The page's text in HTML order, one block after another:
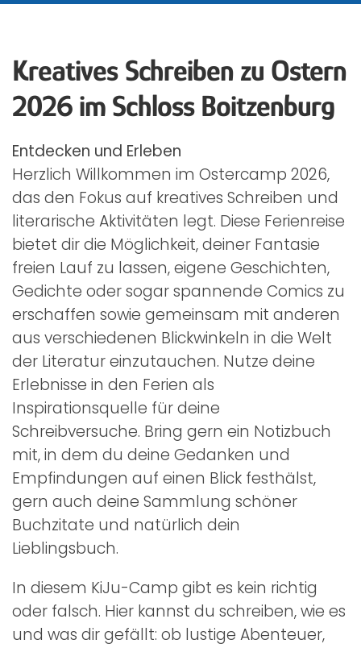
Kreatives Schreiben zu Ostern
2026 im Schloss Boitzenburg
Entdecken und Erleben
Herzlich Willkommen im Ostercamp 2026,
das den Fokus auf kreatives Schreiben und
literarische Aktivitäten legt. Diese Ferienreise
bietet dir die Möglichkeit, deiner Fantasie
freien Lauf zu lassen, eigene Geschichten,
Gedichte oder sogar spannende Comics zu
erschaffen sowie gemeinsam mit anderen
aus verschiedenen Blickwinkeln in die Welt
der Literatur einzutauchen. Nutze deine
Erlebnisse in den Ferien als
Inspirationsquelle für deine
Schreibversuche. Bring gern ein Notizbuch
mit, in dem du deine Gedanken und
Empfindungen auf einen Blick festhälst,
gern auch deine Sammlung schöner
Buchzitate und natürlich dein
Lieblingsbuch.
In diesem KiJu-Camp gibt es kein richtig
oder falsch. Hier kannst du schreiben, wie es
und was dir gefällt: ob lustige Abenteuer,